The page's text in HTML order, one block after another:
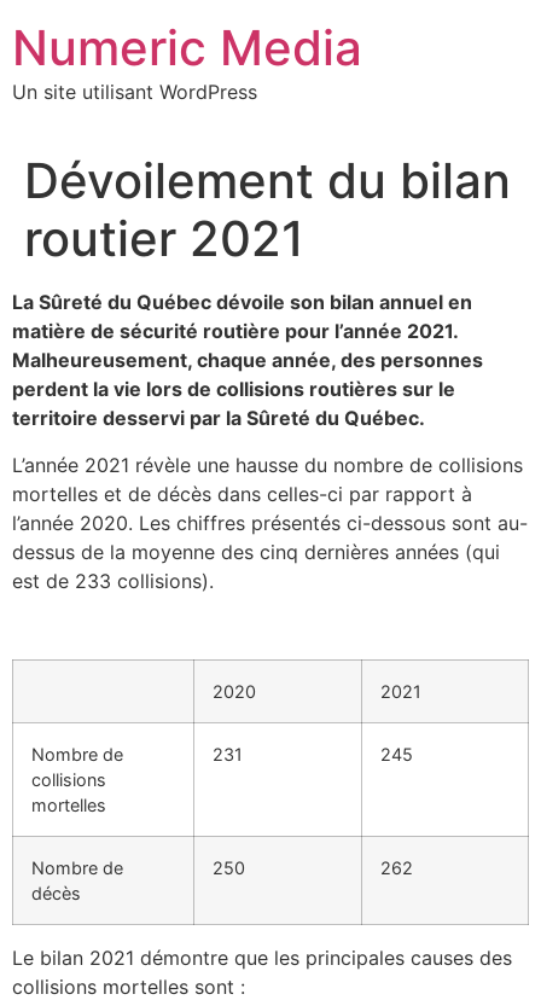
contenu
Numeric Media
Un site utilisant WordPress
Dévoilement du bilan
routier 2021
La Sûreté du Québec dévoile son bilan annuel en
matière de sécurité routière pour l’année 2021.
Malheureusement, chaque année, des personnes
perdent la vie lors de collisions routières sur le
territoire desservi par la Sûreté du Québec.
L’année 2021 révèle une hausse du nombre de collisions
mortelles et de décès dans celles-ci par rapport à
l’année 2020. Les chiffres présentés ci-dessous sont au-
dessus de la moyenne des cinq dernières années (qui
est de 233 collisions).
2020 2021
Nombre de
collisions
mortelles
231 245
Nombre de
décès
250 262
Le bilan 2021 démontre que les principales causes des
collisions mortelles sont :